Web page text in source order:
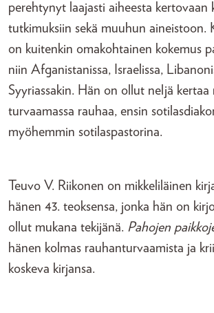
perehtynyt laajasti aiheesta kertovaan
tutkimuksiin sekä muuhun aineistoon.
on kuitenkin omakohtainen kokemus
niin Afganistanissa, Israelissa,
Syyriassakin. Hän on ollut neljä kertaa
turvaamassa rauhaa, ensin
myöhemmin sotilaspastorina.
Teuvo V. Riikonen on mikkeliläinen
hänen 43. teoksensa, jonka hän on
ollut mukana tekijänä. Pahojen
hänen kolmas rauhanturvaamista ja
koskeva kirjansa.